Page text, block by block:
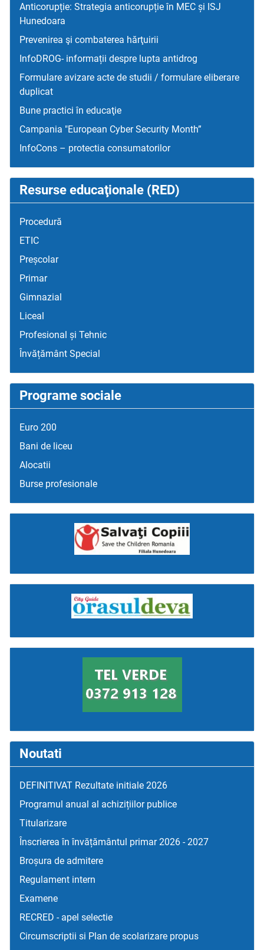
Anticorupție: Strategia anticorupție în MEC și ISJ
Hunedoara
Prevenirea şi combaterea hărţuirii
InfoDROG- informații despre lupta antidrog
Formulare avizare acte de studii / formulare eliberare
duplicat
Bune practici în educaţie
Campania "European Cyber Security Month”
InfoCons – protectia consumatorilor
Resurse educaţionale (RED)
Procedură
ETIC
Preșcolar
Primar
Gimnazial
Liceal
Profesional și Tehnic
Învățământ Special
Programe sociale
Euro 200
Bani de liceu
Alocatii
Burse profesionale
Noutati
DEFINITIVAT Rezultate initiale 2026
Programul anual al achizițiilor publice
Titularizare
Înscrierea în învățământul primar 2026 - 2027
Broșura de admitere
Regulament intern
Examene
RECRED - apel selectie
Circumscriptii si Plan de scolarizare propus